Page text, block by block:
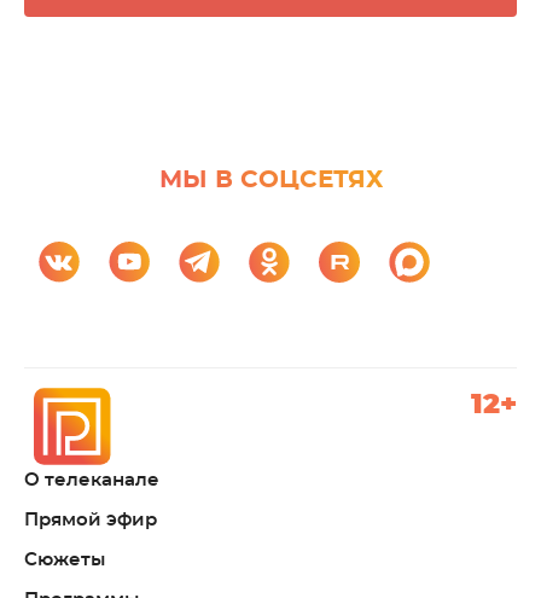
МЫ В СОЦСЕТЯХ
О телеканале
Прямой эфир
Сюжеты
12+